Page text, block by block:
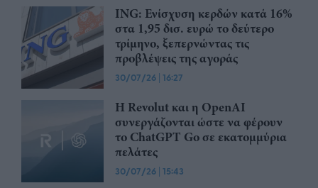
ING: Ενίσχυση κερδών κατά 16%
στα 1,95 δισ. ευρώ το δεύτερο
τρίμηνο, ξεπερνώντας τις
προβλέψεις της αγοράς
30/07/26 | 16:27
Η Revolut και η OpenAI
συνεργάζονται ώστε να φέρουν
το ChatGPT Go σε εκατομμύρια
πελάτες
30/07/26 | 15:43